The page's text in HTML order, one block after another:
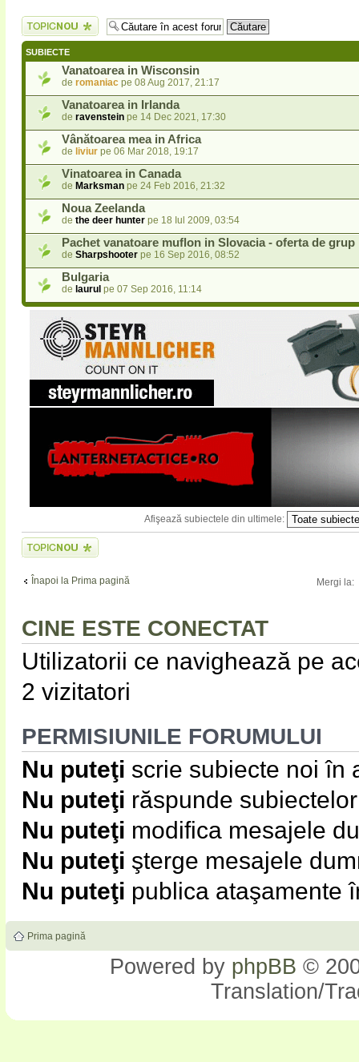
Scrie un subiect
nou
SUBIECTE
Vanatoarea in Wisconsin
de romaniac pe 08 Aug 2017, 21:17
Vanatoarea in Irlanda
de ravenstein pe 14 Dec 2021, 17:30
Vânătoarea mea in Africa
de liviur pe 06 Mar 2018, 19:17
Vinatoarea in Canada
de Marksman pe 24 Feb 2016, 21:32
Noua Zeelanda
de the deer hunter pe 18 Iul 2009, 03:54
Pachet vanatoare muflon in Slovacia - oferta de grup
de Sharpshooter pe 16 Sep 2016, 08:52
Bulgaria
de laurul pe 07 Sep 2016, 11:14
Afişează subiectele din ultimele:
Scrie un subiect
nou
Înapoi la Prima pagină Mergi la:
CINE ESTE CONECTAT
Utilizatorii ce navighează pe
2 vizitatori
PERMISIUNILE FORUMULUI
Nu puteţi scrie subiecte noi în
Nu puteţi răspunde
Nu puteţi modifica mesajele
Nu puteţi şterge mesajele
Nu puteţi publica ataşamente
Prima pagină
Powered by phpBB ©
Translation/